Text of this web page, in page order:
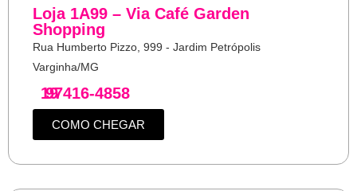
Loja 1A99 – Via Café Garden
Shopping
Rua Humberto Pizzo, 999 - Jardim Petrópolis
Varginha/MG
19
97416-4858
COMO CHEGAR